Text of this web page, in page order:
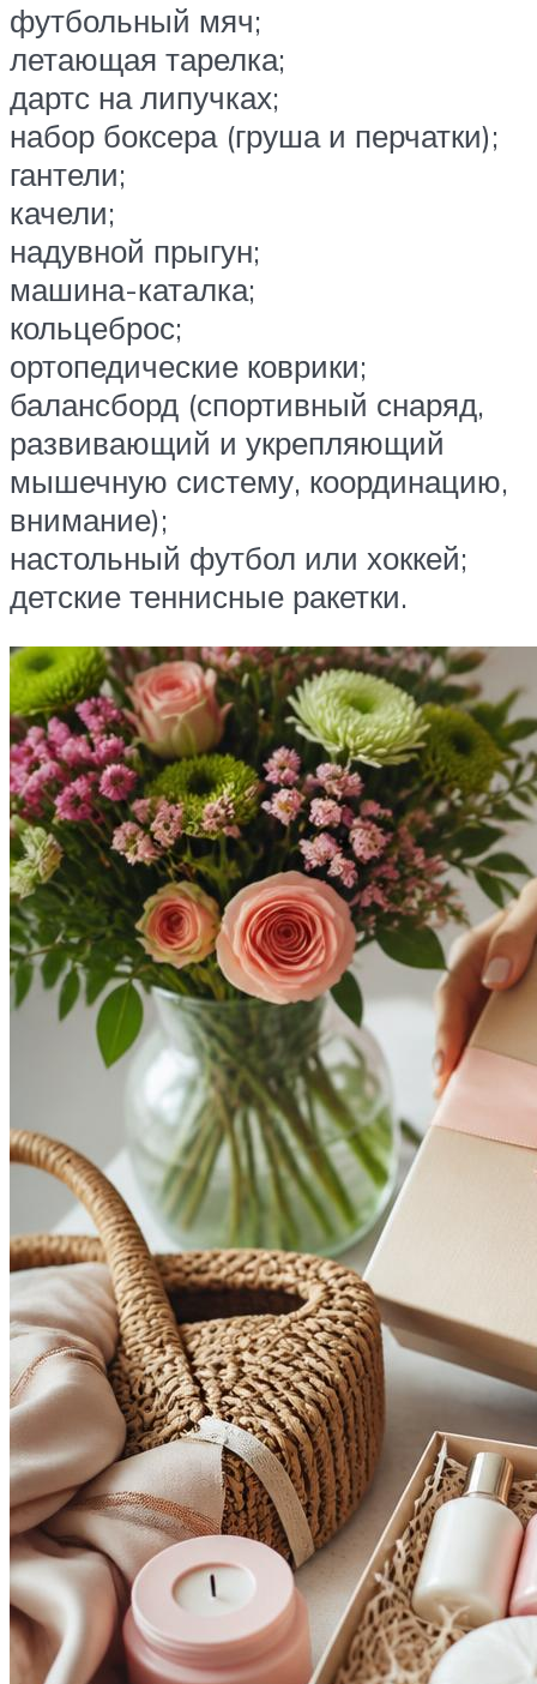
футбольный мяч;
летающая тарелка;
дартс на липучках;
набор боксера (груша и перчатки);
гантели;
качели;
надувной прыгун;
машина-каталка;
кольцеброс;
ортопедические коврики;
балансборд (спортивный снаряд,
развивающий и укрепляющий
мышечную систему, координацию,
внимание);
настольный футбол или хоккей;
детские теннисные ракетки.